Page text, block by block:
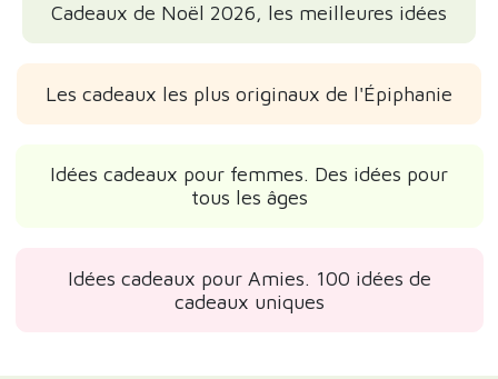
Cadeaux de Noël 2026, les meilleures idées
Les cadeaux les plus originaux de l'Épiphanie
Idées cadeaux pour femmes. Des idées pour
tous les âges
Idées cadeaux pour Amies. 100 idées de
cadeaux uniques